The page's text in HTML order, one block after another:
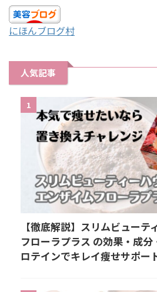
にほんブログ村
人気記事
1
【徹底解説】スリムビューテ
フローラプラス の効果・成
ロテインでキレイ痩せサポー